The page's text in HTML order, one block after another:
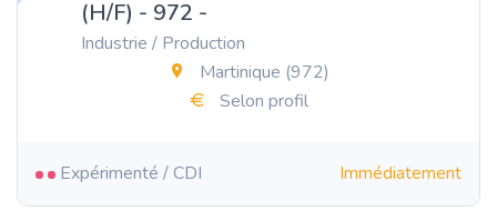
(H/F) - 972 -
Industrie / Production
Martinique (972)
Selon profil
Expérimenté / CDI Immédiatement